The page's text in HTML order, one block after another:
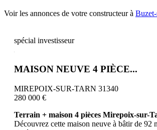
Voir les annonces de votre constructeur à
spécial investisseur
MAISON NEUVE 4 PIÈCE...
MIREPOIX-SUR-TARN 31340
280 000 €
Terrain + maison 4 pièces Mirepoix-sur-
Découvrez cette maison neuve à bâtir de 92